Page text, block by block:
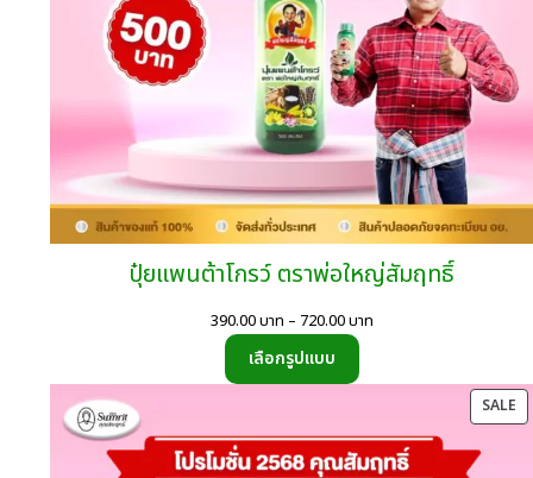
ปุ๋ยแพนต้าโกรว์ ตราพ่อใหญ่สัมฤทธิ์
390.00บาท – 720.00บาทPrice
720.00
เลือกรูปแบบ
SALE